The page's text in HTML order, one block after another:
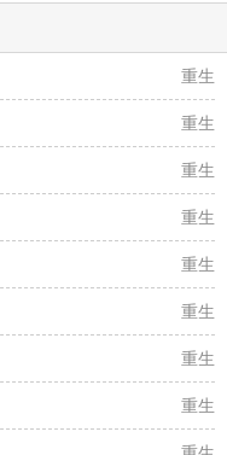
重生
重生
重生
重生
重生
重生
重生
重生